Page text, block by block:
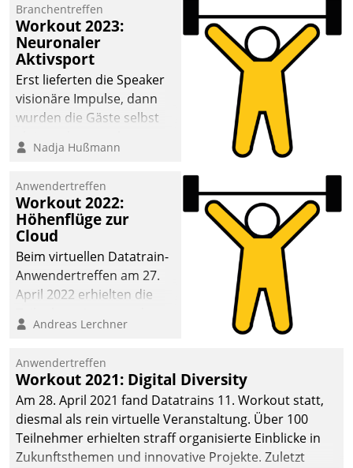
Mammutprojekte
meistern und Workloads
wuppen – bei zunehmend
anspruchsvollen
Aufgaben und
abnehmendem
Branchentreffen
Workout 2023:
Neuronaler
Aktivsport
Erst lieferten die Speaker
visionäre Impulse, dann
wurden die Gäste selbst
methodisch
Quartier. Dazwischen
zeigte Datatrain, was es
Neues zu bieten hat.
Nadja Hußmann
Anwendertreffen
Workout 2022:
Höhenflüge zur
Cloud
Beim virtuellen Datatrain-
Anwendertreffen am 27.
April 2022 erhielten die
Teilnehmer kurzweilige
Cloud-Strategien und -
Lösungen mit hohem
Zukunftspotenzial.
Andreas Lerchner
Anwendertreffen
Workout 2021: Digital Diversity
Am 28. April 2021 fand Datatrains 11. Workout statt,
diesmal als rein virtuelle Veranstaltung. Über 100
Teilnehmer erhielten straff organisierte Einblicke in
Zukunftsthemen und innovative Projekte. Zuletzt